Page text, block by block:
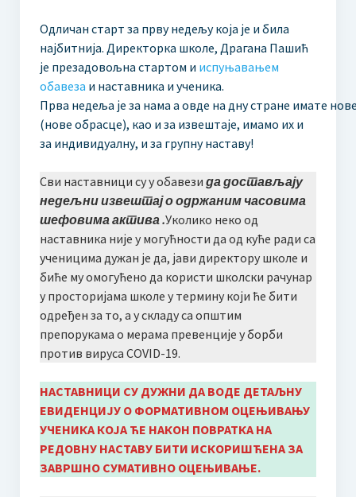
Основно музичко образовање
Двогодишње образовање
Четворогодишње образовање
Шестогодишње образовање
Наставни план и програм ОМШ
Наставни планови и програми
Годишњи испити у ОМШ
Средње музичко образовање
Наставни план и програм СМШ
Наставни планови и програми
Такмичења
Такмичење гудача “Стеван Мокрањац” 2025
Правилник и пропозиције
Одличан старт за прву недељу која је и била
најбитнија. Директорка школе, Драгана Пашић
је презадовољна стартом и испуњавањем
обавеза и наставника и ученика.
Прва недеља је за нама а овде на дну стране имате
(нове обрасце), као и за извештаје, имамо их и
за индивидуалну, и за групну наставу!
Сви наставници су у обавези да достављају
недељни извештај о одржаним часовима
шефовима актива .Уколико неко од
наставника није у могућности да од куће ради са
ученицима дужан је да, јави директору школе и
биће му омогућено да користи школски рачунар
у просторијама школе у термину који ће бити
одређен за то, а у складу са општим
препорукама о мерама превенције у борби
против вируса COVID-19.
НАСТАВНИЦИ СУ ДУЖНИ ДА ВОДЕ ДЕТАЉНУ
ЕВИДЕНЦИЈУ О ФОРМАТИВНОМ ОЦЕЊИВАЊУ
УЧЕНИКА КОЈА ЋЕ НАКОН ПОВРАТКА НА
РЕДОВНУ НАСТАВУ БИТИ ИСКОРИШЋЕНА ЗА
ЗАВРШНО СУМАТИВНО ОЦЕЊИВАЊЕ.